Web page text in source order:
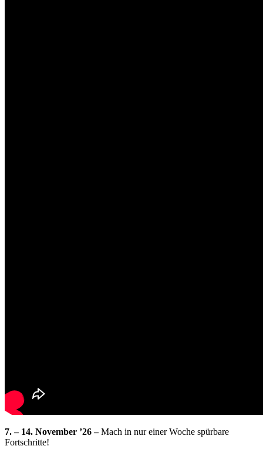
7. – 14. November ’26 –Mach in nur einer Woche spürbare
Fortschritte!